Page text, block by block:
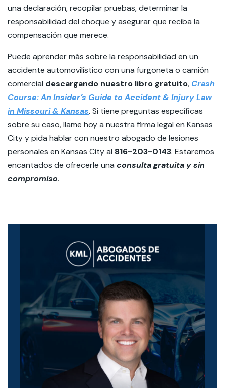
una declaración, recopilar pruebas, determinar la
responsabilidad del choque y asegurar que reciba la
compensación que merece.
Puede aprender más sobre la responsabilidad en un
accidente automovilístico con una furgoneta o camión
comercial descargando nuestro libro gratuito, Crash
Course: An Insider’s Guide to Accident & Injury Law
in Missouri & Kansas. Si tiene preguntas específicas
sobre su caso, llame hoy a nuestra firma legal en Kansas
City y pida hablar con nuestro abogado de lesiones
personales en Kansas City al 816-203-0143. Estaremos
encantados de ofrecerle una consulta gratuita y sin
compromiso.